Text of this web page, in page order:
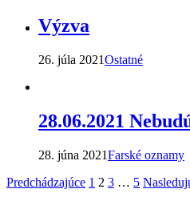
Výzva
26. júla 2021Ostatné
28.06.2021
28. júna 2021Farské oznamy
Stránkovanie
Predchádzajúce 1 2 3 … 5